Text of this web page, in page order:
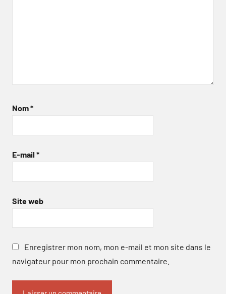
Nom*
E-mail *
Site web
Enregistrer mon nom, mon e-mail et mon site dans le
navigateur pour mon prochain commentaire.